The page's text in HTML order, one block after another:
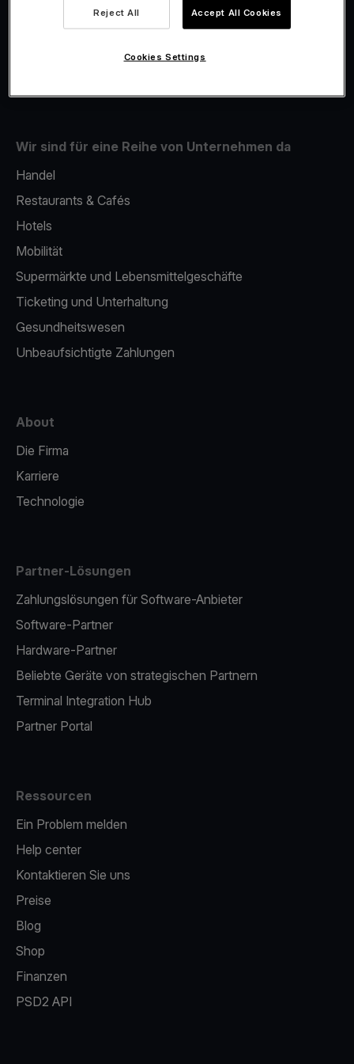
Fiskalisierung
Wir sind für eine Reihe von Unternehmen da
Handel
Restaurants & Cafés
Hotels
Mobilität
Supermärkte und Lebensmittelgeschäfte
Ticketing und Unterhaltung
Gesundheitswesen
Unbeaufsichtigte Zahlungen
About
Die Firma
Karriere
Technologie
Partner-Lösungen
Zahlungslösungen für Software-Anbieter
Software-Partner
Hardware-Partner
Beliebte Geräte von strategischen Partnern
Terminal Integration Hub
Partner Portal
Ressourcen
Ein Problem melden
Help center
Kontaktieren Sie uns
Preise
Blog
Shop
Finanzen
PSD2 API
Reject All Accept All Cookies
Cookies Settings